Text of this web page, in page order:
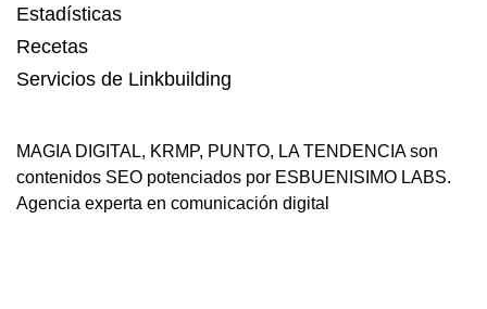
Estadísticas
Recetas
Servicios de Linkbuilding
MAGIA DIGITAL, KRMP, PUNTO, LA TENDENCIAson
contenidos SEO potenciados por ESBUENISIMO LABS.
Agencia experta en comunicación digital